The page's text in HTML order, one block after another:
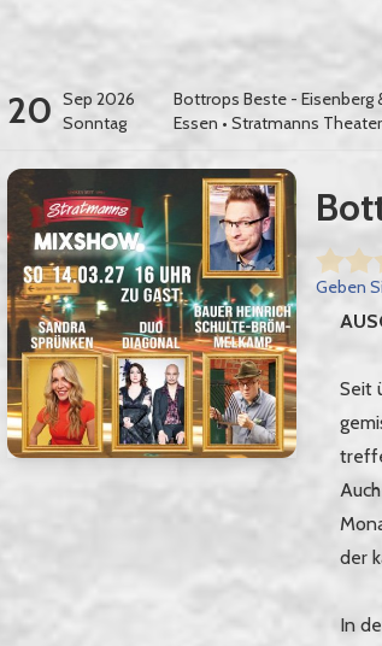
20 Sep 2026
Sonntag
Bottrops Beste - Eisenberg
Essen •Stratmanns
Geben
Seit
der
In